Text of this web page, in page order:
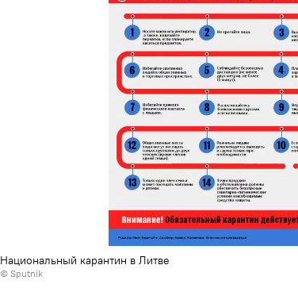
Национальный карантин в Литве
© Sputnik